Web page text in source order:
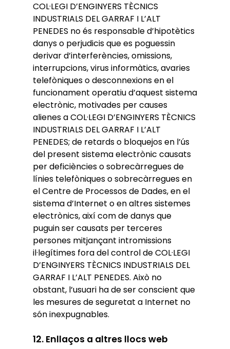
COL·LEGI D’ENGINYERS TÈCNICS
INDUSTRIALS DEL GARRAF I L’ALT
PENEDES no és responsable d’hipotètics
danys o perjudicis que es poguessin
derivar d’interferències, omissions,
interrupcions, virus informàtics, avaries
telefòniques o desconnexions en el
funcionament operatiu d’aquest sistema
electrònic, motivades per causes
alienes a COL·LEGI D’ENGINYERS TÈCNICS
INDUSTRIALS DEL GARRAF I L’ALT
PENEDES; de retards o bloquejos en l’ús
del present sistema electrònic causats
per deficiències o sobrecàrregues de
línies telefòniques o sobrecàrregues en
el Centre de Processos de Dades, en el
sistema d’Internet o en altres sistemes
electrònics, així com de danys que
puguin ser causats per terceres
persones mitjançant intromissions
il·legítimes fora del control de COL·LEGI
D’ENGINYERS TÈCNICS INDUSTRIALS DEL
GARRAF I L’ALT PENEDES. Això no
obstant, l’usuari ha de ser conscient que
les mesures de seguretat a Internet no
són inexpugnables.
12. Enllaços a altres llocs web